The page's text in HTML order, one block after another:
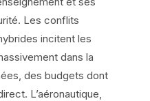
Les conflits
incitent les
dans la
des budgets dont
L’aéronautique,